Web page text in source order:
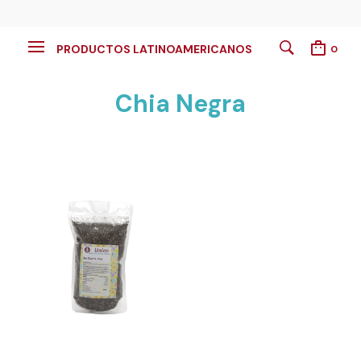
PRODUCTOS LATINOAMERICANOS 0
Chia Negra